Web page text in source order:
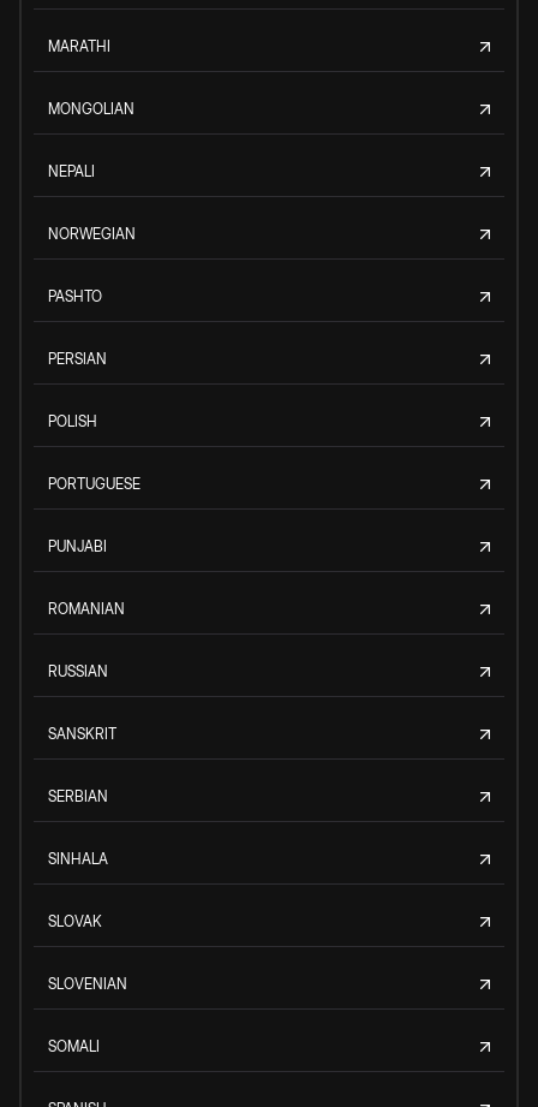
MARATHI
MONGOLIAN
NEPALI
NORWEGIAN
PASHTO
PERSIAN
POLISH
PORTUGUESE
PUNJABI
ROMANIAN
RUSSIAN
SANSKRIT
SERBIAN
SINHALA
SLOVAK
SLOVENIAN
SOMALI